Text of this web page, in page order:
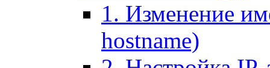
1. Изменение
hostname)